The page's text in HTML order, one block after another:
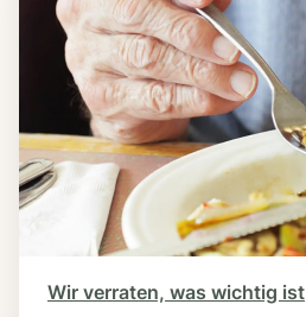
Wir verraten, was wichtig ist